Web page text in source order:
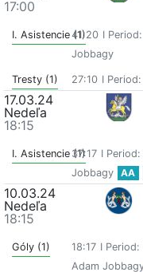
17:00
I. Asistencie (1)41:20 I
Jobbagy
Tresty (1) 27:10 I
17.03.24
Nedeľa
18:15
I. Asistencie (1)37:17 I
Jobbagy
AA
10.03.24
Nedeľa
18:15
Góly (1) 18:17 I Period:
Adam